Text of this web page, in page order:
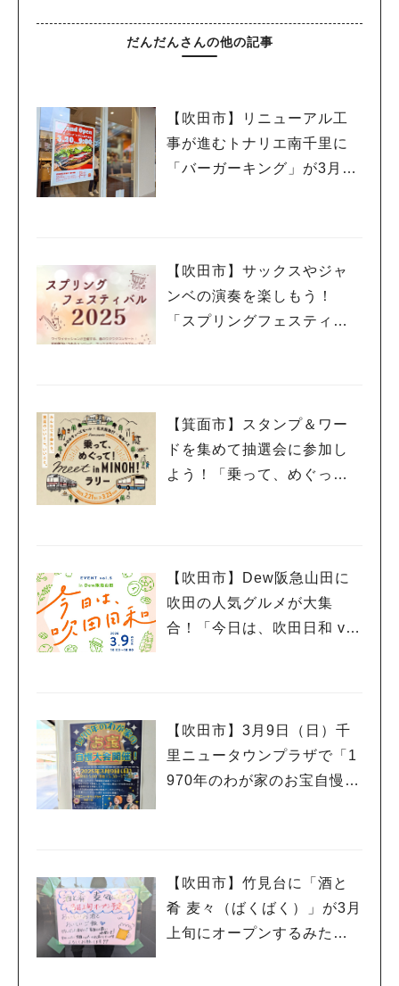
だんだんさんの他の記事
【吹田市】リニューアル工
事が進むトナリエ南千里に
「バーガーキング」が3月20
【吹田市】サックスやジャ
ンベの演奏を楽しもう！
「スプリングフェスティバ
【箕面市】スタンプ＆ワー
ドを集めて抽選会に参加し
よう！「乗って、めぐっ
【吹田市】Dew阪急山田に
吹田の人気グルメが大集
合！「今日は、吹田日和 vo
【吹田市】3月9日（日）千
里ニュータウンプラザで「1
970年のわが家のお宝自慢大
【吹田市】竹見台に「酒と
肴 麦々（ばくばく）」が3月
上旬にオープンするみた
人気のキーワード
#今週どこいく？#自然とふれあう#ランチ#カフェ#まとめ
#教えたい／教えて投稿記事